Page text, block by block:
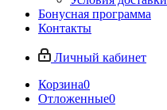
Бонусная программа
Контакты
Личный кабинет
Корзина0
Отложенные0